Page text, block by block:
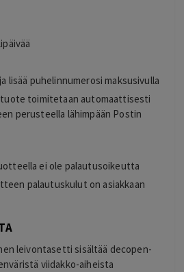
lisää puhelinnumerosi maksusivulla
toimitetaan automaattisesti
perusteella lähimpään Postin
ei ole palautusoikeutta
palautuskulut on asiakkaan
leivontasetti sisältää decopen-
viidakko-aiheista